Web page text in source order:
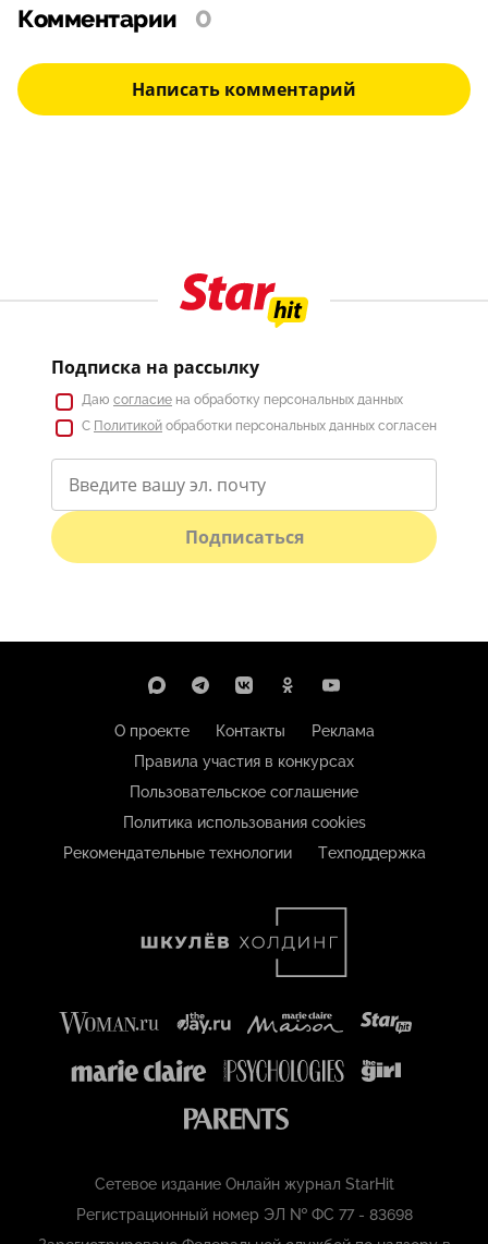
Комментарии 0
Написать комментарий
Подписка на рассылку
Даю согласие на обработку персональных данных
С Политикой обработки персональных данных согласен
Подписаться
О проекте Контакты
Реклама
Правила участия в конкурсах
Пользовательское соглашение
Политика использования cookies
Рекомендательные технологии
Техподдержка
Сетевое издание Онлайн журнал StarHit
Регистрационный номер ЭЛ № ФС 77 - 83698